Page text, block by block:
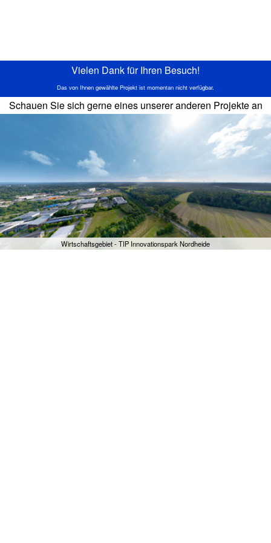
Vielen Dank für Ihren Besuch!
Das von Ihnen gewählte Projekt ist momentan nicht verfügbar.
Schauen Sie sich gerne eines unserer anderen Projekte an
Wirtschaftsgebiet - TIP Innovationspark Nordheide